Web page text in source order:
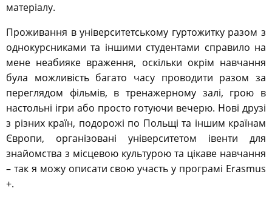
матеріалу.
Проживання в університетському гуртожитку разом з
однокурсниками та іншими студентами справило на
мене неабияке враження, оскільки окрім навчання
була можливість багато часу проводити разом за
переглядом фільмів, в тренажерному залі, грою в
настольні ігри або просто готуючи вечерю. Нові друзі
з різних країн, подорожі по Польщі та іншим країнам
Європи, організовані університетом івенти для
знайомства з місцевою культурою та цікаве навчання
– так я можу описати свою участь у програмі Erasmus
+.